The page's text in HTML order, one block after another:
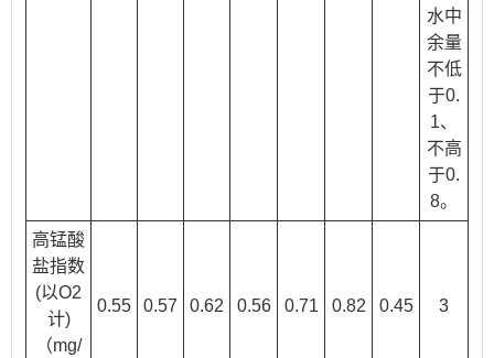
水中
余量
不低
于0.
1、
不高
于0.
8。
高锰酸
盐指数
(以O2
计)
（mg/
0.55 0.57 0.62 0.56 0.71 0.82 0.45 3